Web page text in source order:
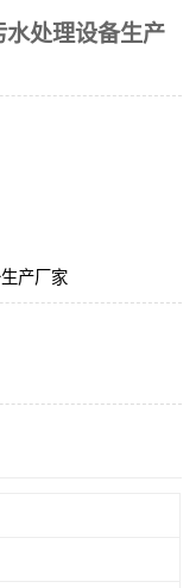
处理设备生产
产厂家